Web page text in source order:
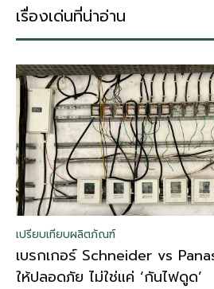
เรื่องเด่นที่น่าอ่าน
เปรียบเทียบผลิตภัณฑ์
เบรกเกอร์ Schneider vs
ให้ปลอดภัย ไม่ใช่แค่ ‘กันไฟดูด’